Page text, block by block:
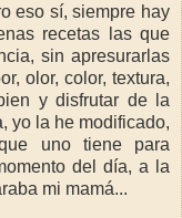
eso sí, siempre hay
recetas las que
sin apresurarlas
olor, color, textura,
y disfrutar de la
yo la he modificado,
uno tiene para
del día, a la
mi mamá...